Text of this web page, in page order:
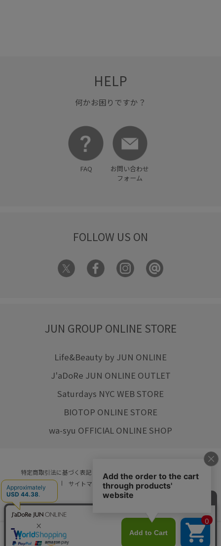
HELP
何かお困りですか？
FAQ
お問い合わせ
フォーム
FOLLOW US ON
JUN GROUP ONLINE STORE
Life&Beauty by JUN ONLINE
J'aDoRe JUN ONLINE OUTLET
Saturdays NYC WEB STORE
BIOTOP ONLINE STORE
wa-syu OFFICIAL ONLINE SHOP
特定商取引法に基づく表記 プライバシーポリシー
会社概要
ご利用規約
サイトマップ リクルート ご利用ガイド
© JUN CO.,LTD. ALL RIGHTS RESERVED.
店舗在庫
をみる
カートに入れる